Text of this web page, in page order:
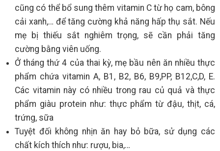
cũng có thể bổ sung thêm vitamin C từ họ cam, bông
cải xanh,… để tăng cường khả năng hấp thụ sắt. Nếu
mẹ bị thiếu sắt nghiêm trọng, sẽ cần phải tăng
cường bằng viên uống.
Ở tháng thứ 4 của thai kỳ, mẹ bầu nên ăn nhiều thực
phẩm chứa vitamin A, B1, B2, B6, B9,PP, B12,C,D, E.
Các vitamin này có nhiều trong rau củ quả và thực
phẩm giàu protein như: thực phẩm từ đậu, thịt, cá,
trứng, sữa
Tuyệt đối không nhịn ăn hay bỏ bữa, sử dụng các
chất kích thích như: rượu, bia,…